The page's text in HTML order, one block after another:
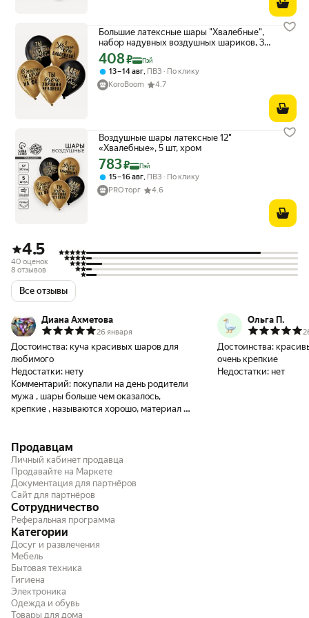
Большие латексные шары "Хвалебные",
набор надувных воздушных шариков, 30
см, в комплекте 5 шт.
Цена с картой Яндекс Пэй 408 ₽ вместо
408₽ Пэй
13 – 14 авг, ПВЗ
По клику
KoroBoom
4.7
Воздушные шары латексные 12"
«Хвалебные», 5 шт, хром
Цена с картой Яндекс Пэй 783 ₽ вместо
783₽ Пэй
15 – 16 авг ПВЗ
По клику
PRO торг
4.6
4.5
40 оценок
8 отзывов
Все отзывы
Диана Ахметова
26 января
Достоинства: куча красивых шаров для
любимого
Недостатки: нету
Комментарий: покупали на день родители
мужа , шары больше чем оказалось,
крепкие , называются хорошо, материал у
Ольга П.
Достоинства:
очень крепкие
Недостатки: нет
Продавцам
Личный кабинет продавца
Продавайте на Маркете
Документация для партнёров
Сайт для партнёров
Сотрудничество
Реферальная программа
Категории
Досуг и развлечения
Мебель
Бытовая техника
Гигиена
Электроника
Одежда и обувь
Товары для дома